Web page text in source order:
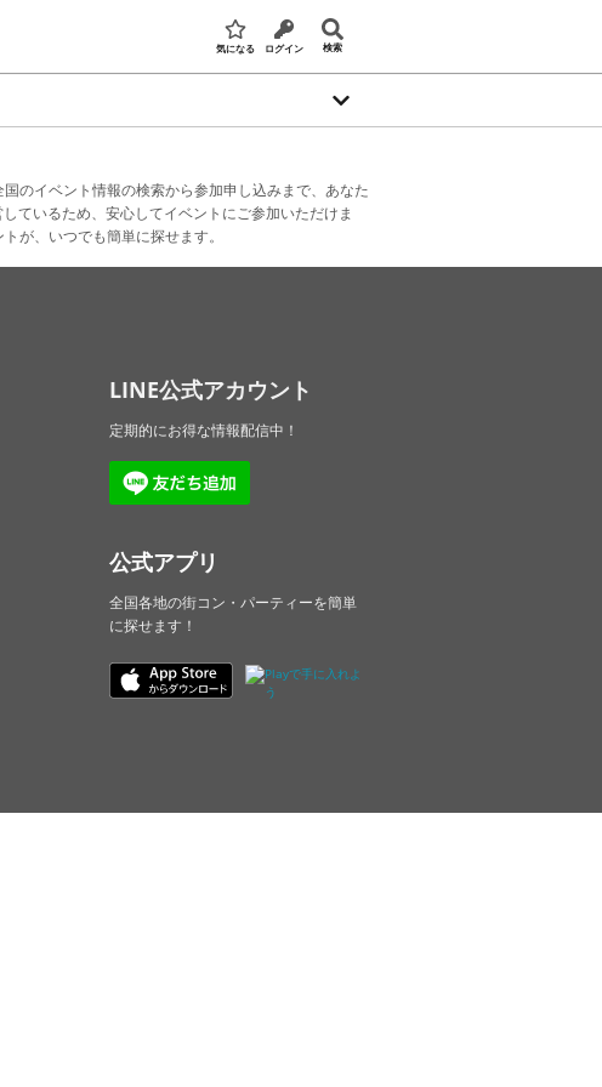
気になる ログイン 検索
のイベント情報の検索から参加申し込みまで、あなた
ているため、安心してイベントにご参加いただけま
が、いつでも簡単に探せます。
LINE公式アカウント
定期的にお得な情報配信中！
公式アプリ
全国各地の街コン・パーティーを簡単
に探せます！